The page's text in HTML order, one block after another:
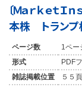
〔Ｍａｒｋｅｔ
本株 トランプ
ページ数
1ペ
形式
PDF
雑誌掲載位置
５５